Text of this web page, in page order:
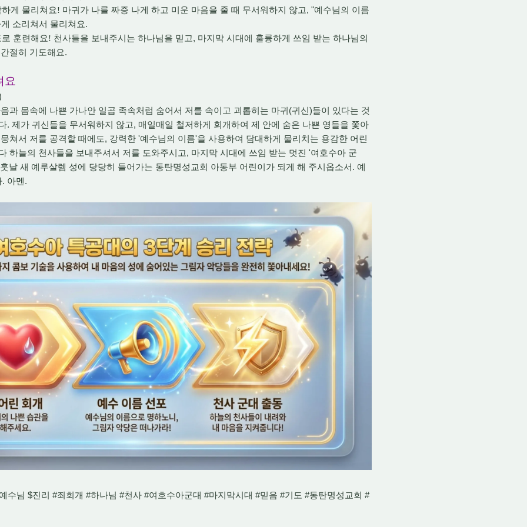
게 물리쳐요! 마귀가 나를 짜증 나게 하고 미운 마음을 줄 때 무서워하지 않고, "예수님의 이름
소리쳐서 물리쳐요.
훈련해요! 천사들을 보내주시는 하나님을 믿고, 마지막 시대에 훌륭하게 쓰임 받는 하나님의
절히 기도해요.
요
과 몸속에 나쁜 가나안 일곱 족속처럼 숨어서 저를 속이고 괴롭히는 마귀 (귀신 )들이 있다는 것
. 제가 귀신들을 무서워하지 않고, 매일매일 철저하게 회개하여 제 안에 숨은 나쁜 영들을 쫓아
쳐서 저를 공격할 때에도, 강력한 '예수님의 이름'을 사용하여 담대하게 물리치는 용감한 어린
하늘의 천사들을 보내주셔서 저를 도와주시고, 마지막 시대에 쓰임 받는 멋진 '여호수아 군
훗날 새 예루살렘 성에 당당히 들어가는 동탄명성교회 아동부 어린이가 되게 해 주시옵소서 . 예
. 아멘 .
수님 $진리 #죄회개 #하나님 #천사 #여호수아군대 #마지막시대 #믿음 #기도 #동탄명성교회 #